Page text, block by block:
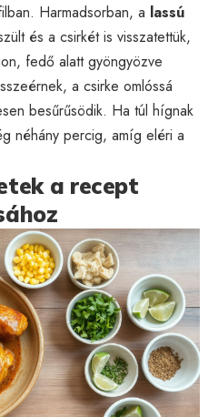
Harmadsorban, a lassú
és a csirkét is visszatettük,
fedő alatt gyöngyözve
a csirke omlóssá
besűrűsödik. Ha túl hígnak
néhány percig, amíg eléri a
a recept